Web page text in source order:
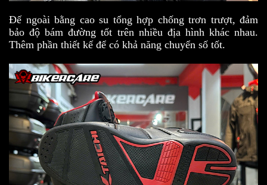
Đế ngoài bằng cao su tổng hợp chống trơn trượt, đảm
bảo độ bám đường tốt trên nhiều địa hình khác nhau.
Thêm phần thiết kế để có khả năng chuyển số tốt.